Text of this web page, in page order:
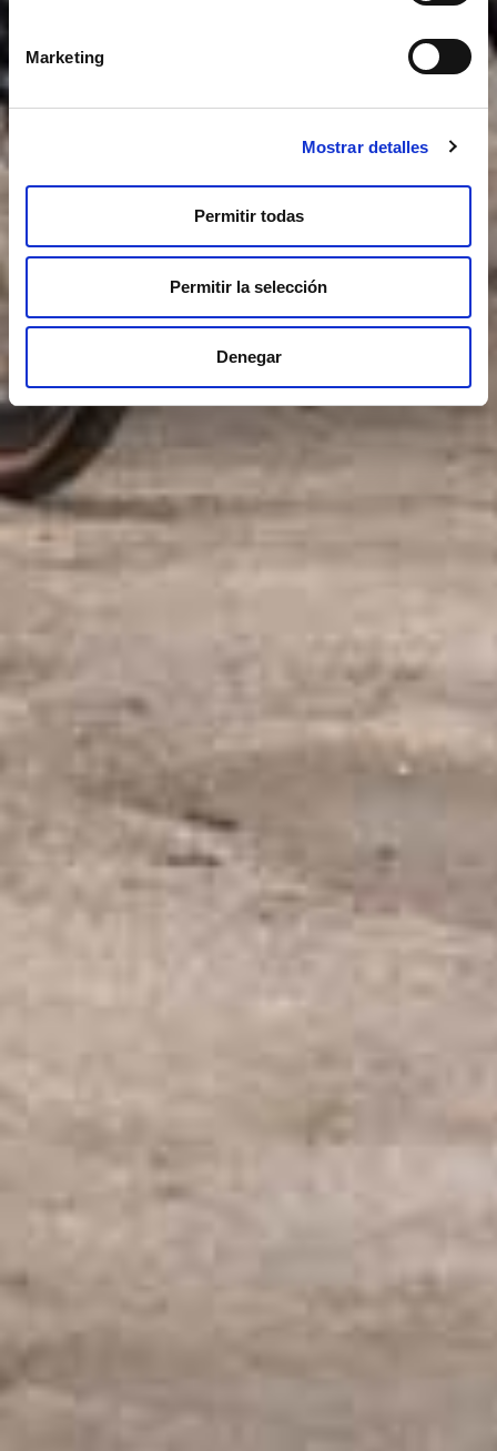
Marketing
Mostrar detalles
Permitir todas
Permitir la selección
Denegar